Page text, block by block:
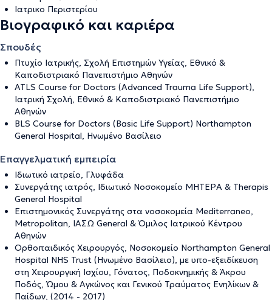
Iατρικο Περιστερίου
Βιογραφικό και καριέρα
Σπουδές
Πτυχίο Ιατρικής, Σχολή Επιστημών Υγείας, Εθνικό &
Καποδιστριακό Πανεπιστήμιο Αθηνών
ATLS Course for Doctors (Advanced Trauma Life Support),
Ιατρική Σχολή, Εθνικό & Καποδιστριακό Πανεπιστήμιο
Αθηνών
BLS Course for Doctors (Basic Life Support) Northampton
General Hospital, Ηνωμένο Βασίλειο
Επαγγελματική εμπειρία
Ιδιωτικό ιατρείο, Γλυφάδα
Συνεργάτης ιατρός, Ιδιωτικό Νοσοκομείο ΜΗΤΕΡΑ & Therapis
General Hospital
Επιστημονικός Συνεργάτης στα νοσοκομεία Mediterraneo,
Metropolitan, ΙΑΣΩ General & Όμιλος Ιατρικού Κέντρου
Αθηνών
Ορθοπαιδικός Χειρουργός, Νοσοκομείο Northampton General
Hospital NHS Trust (Ηνωμένο Βασίλειο), με υπο-εξειδίκευση
στη Χειρουργική Ισχίου, Γόνατος, Ποδοκνημικής & Άκρου
Ποδός, Ώμου & Αγκώνος και Γενικού Τραύματος Ενηλίκων &
Παίδων, (2014 - 2017)